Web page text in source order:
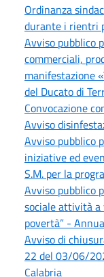
Ordinanza
durante i rientri
Avviso pubblico
commerciali,
manifestazione
del Ducato di
Convocazione
Avviso
Avviso pubblico
iniziative ed
S.M. per la
Avviso pubblico
sociale attività a
povertà” -
Avviso di
22 del 03/06/
Calabria